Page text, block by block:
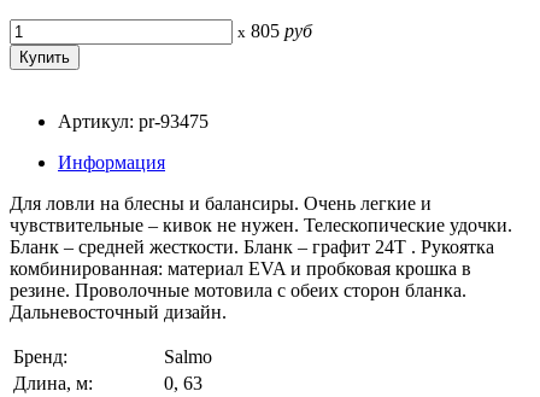
x 805 руб
Артикул: pr-93475
Информация
Для ловли на блесны и балансиры. Очень легкие и
чувствительные – кивок не нужен. Телескопические удочки.
Бланк – средней жесткости. Бланк – графит 24T . Рукоятка
комбинированная: материал EVA и пробковая крошка в
резине. Проволочные мотовила с обеих сторон бланка.
Дальневосточный дизайн.
Бренд:
Salmo
Длина, м:
0, 63